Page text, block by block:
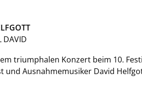
DAVID
triumphalen Konzert beim 10.
und Ausnahmemusiker David